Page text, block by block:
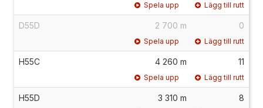
Spela upp Lägg till rutt
D55D 2 700 m 0
Spela upp Lägg till rutt
H55C 4 260 m 11
Spela upp Lägg till rutt
H55D 3 310 m 8